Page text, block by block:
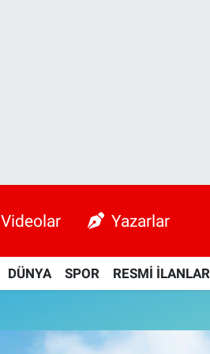
Videolar Yazarlar
DÜNYA SPOR RESMİ İLANLAR